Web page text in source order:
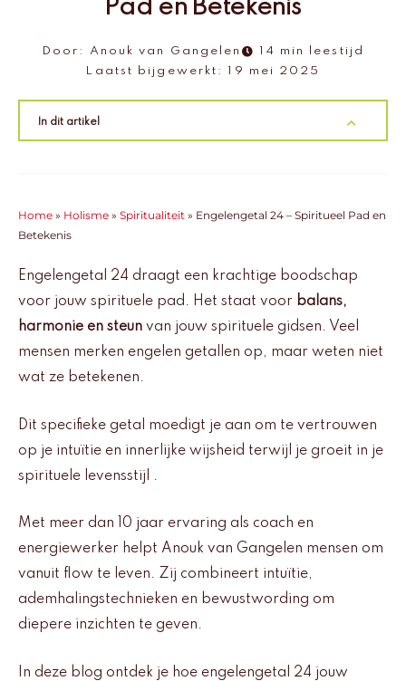
Pad en Betekenis
Door: Anouk van Gangelen
14 min leestijd
Laatst bijgewerkt:
19 mei 2025
In dit artikel
Home » Holisme » Spiritualiteit » Engelengetal 24 – Spiritueel Pad en
Betekenis
Engelengetal 24 draagt een krachtige boodschap
voor jouw spirituele pad. Het staat voor balans,
harmonie en steun van jouw spirituele gidsen. Veel
mensen merken engelen getallen op, maar weten niet
wat ze betekenen.
Dit specifieke getal moedigt je aan om te vertrouwen
op je intuïtie en innerlijke wijsheid terwijl je groeit in je
spirituele levensstijl .
Met meer dan 10 jaar ervaring als coach en
energiewerker helpt Anouk van Gangelen mensen om
vanuit flow te leven. Zij combineert intuïtie,
ademhalingstechnieken en bewustwording om
diepere inzichten te geven.
In deze blog ontdek je hoe engelengetal 24 jouw